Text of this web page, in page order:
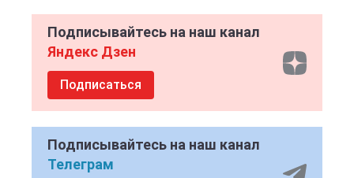
Подписывайтесь на наш канал
Яндекс Дзен
Подписаться
Подписывайтесь на наш канал
Телеграм